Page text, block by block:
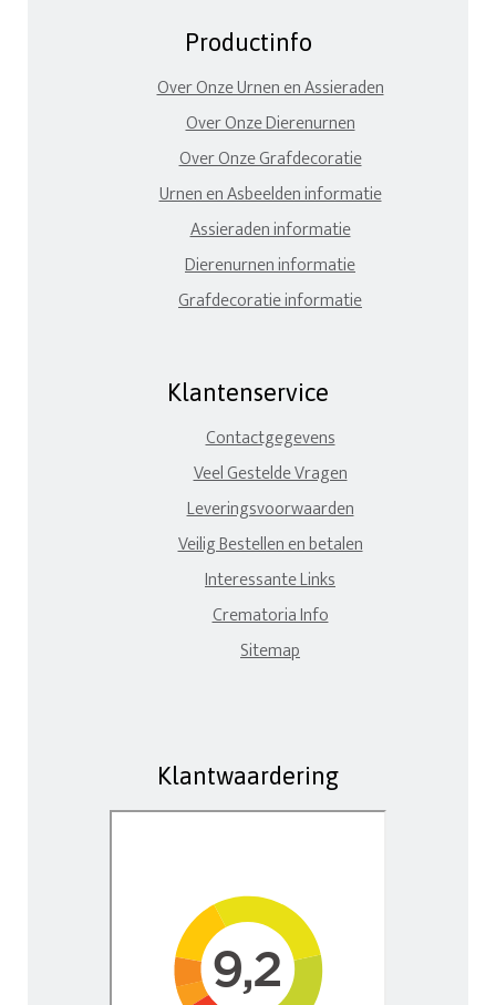
Productinfo
Over Onze Urnen en Assieraden
Over Onze Dierenurnen
Over Onze Grafdecoratie
Urnen en Asbeelden informatie
Assieraden informatie
Dierenurnen informatie
Grafdecoratie informatie
Klantenservice
Contactgegevens
Veel Gestelde Vragen
Leveringsvoorwaarden
Veilig Bestellen en betalen
Interessante Links
Crematoria Info
Sitemap
Klantwaardering